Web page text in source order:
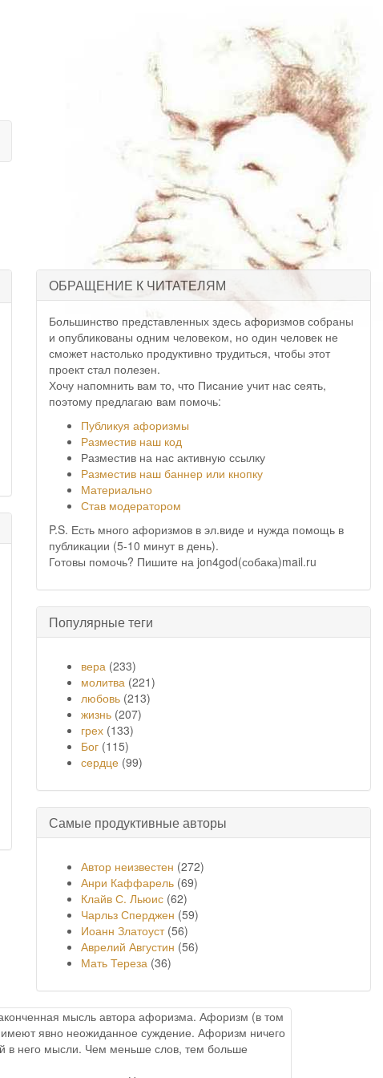
ОБРАЩЕНИЕ К ЧИТАТЕЛЯМ
Большинство представленных здесь афоризмов собраны
и опубликованы одним человеком, но один человек не
сможет настолько продуктивно трудиться, чтобы этот
проект стал полезен.
Хочу напомнить вам то, что Писание учит нас сеять,
поэтому предлагаю вам помочь:
Публикуя афоризмы
Разместив наш код
Разместив на нас активную ссылку
Разместив наш баннер или кнопку
Материально
Став модератором
P.S. Есть много афоризмов в эл.виде и нужда помощь в
публикации (5-10 минут в день).
Готовы помочь? Пишите на jon4god(собака)mail.ru
Популярные теги
вера (233)
молитва (221)
любовь (213)
жизнь (207)
грех (133)
Бог (115)
сердце (99)
Самые продуктивные авторы
Автор неизвестен (272)
Анри Каффарель (69)
Клайв С. Льюис (62)
Чарльз Сперджен (59)
Иоанн Златоуст(56)
Аврелий Августин (56)
Мать Тереза (36)
мысль автора афоризма. Афоризм (в том
явно неожиданное суждение. Афоризм ничего
в него мысли. Чем меньше слов, тем больше